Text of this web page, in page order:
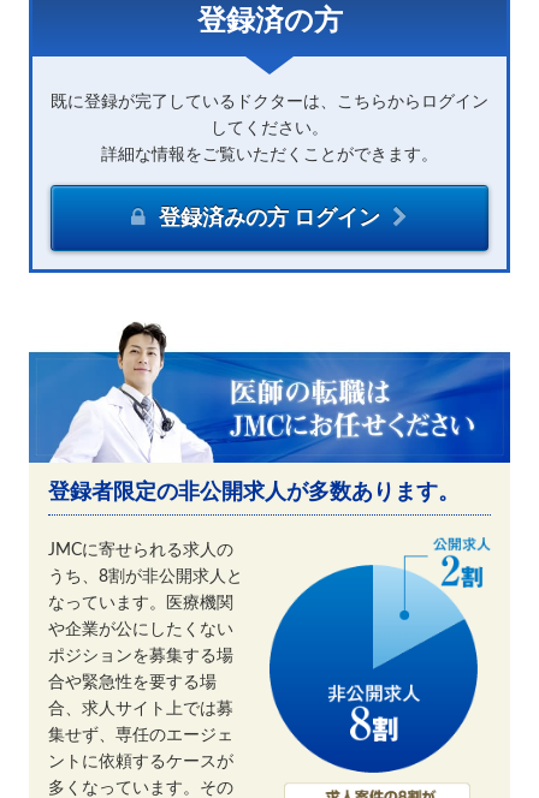
登録済の方
既に登録が完了しているドクターは、こちらからログイン
してください。
詳細な情報をご覧いただくことができます。
登録済みの方 ログイン
登録者限定の非公開求人が多数あります。
JMCに寄せられる求人の
うち、8割が非公開求人と
なっています。医療機関
や企業が公にしたくない
ポジションを募集する場
合や緊急性を要する場
合、求人サイト上では募
集せず、専任のエージェ
ントに依頼するケースが
多くなっています。その